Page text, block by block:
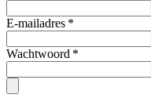
E-mailadres *
Wachtwoord *